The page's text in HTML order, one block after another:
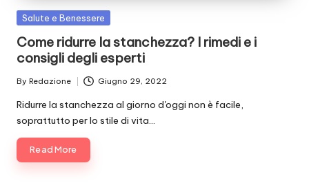
Posted
Salute e Benessere
Come ridurre la stanchezza? I rimedi e i
consigli degli esperti
Posted
by
By Redazione Giugno 29, 2022
Ridurre la stanchezza al giorno d'oggi non è facile,
soprattutto per lo stile di vita…
Read More